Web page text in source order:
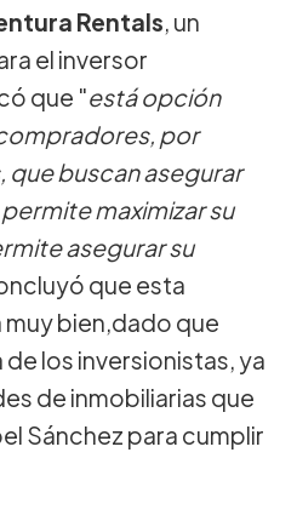
Rentals, un
el inversor
que "está opción
por
buscan asegurar
maximizar su
asegurar su
que esta
bien,dado que
los inversionistas, ya
de inmobiliarias que
Sánchez para cumplir